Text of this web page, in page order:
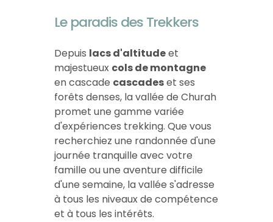
Le paradis des Trekkers
Depuis lacs d'altitudeet
majestueux cols de montagne
en cascade cascadeset ses
forêts denses, la vallée de Churah
promet une gamme variée
d'expériences trekking. Que vous
recherchiez une randonnée d'une
journée tranquille avec votre
famille ou une aventure difficile
d'une semaine, la vallée s'adresse
à tous les niveaux de compétence
et à tous les intérêts.